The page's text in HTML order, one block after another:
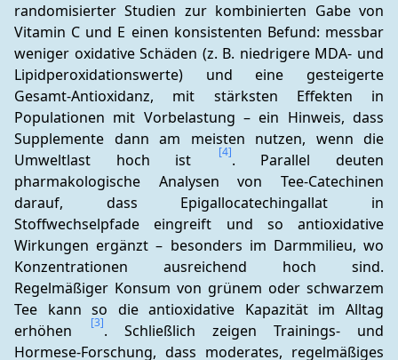
randomisierter Studien zur kombinierten Gabe von
Vitamin C und E einen konsistenten Befund: messbar
weniger oxidative Schäden (z. B. niedrigere MDA- und
Lipidperoxidationswerte) und eine gesteigerte
Gesamt-Antioxidanz, mit stärksten Effekten in
Populationen mit Vorbelastung – ein Hinweis, dass
Supplemente dann am meisten nutzen, wenn die
Umweltlast hoch ist
[4]. Parallel deuten
pharmakologische Analysen von Tee-Catechinen
darauf, dass Epigallocatechingallat in
Stoffwechselpfade eingreift und so antioxidative
Wirkungen ergänzt – besonders im Darmmilieu, wo
Konzentrationen ausreichend hoch sind.
Regelmäßiger Konsum von grünem oder schwarzem
Tee kann so die antioxidative Kapazität im Alltag
erhöhen
[3]. Schließlich zeigen Trainings- und
Hormese-Forschung, dass moderates, regelmäßiges